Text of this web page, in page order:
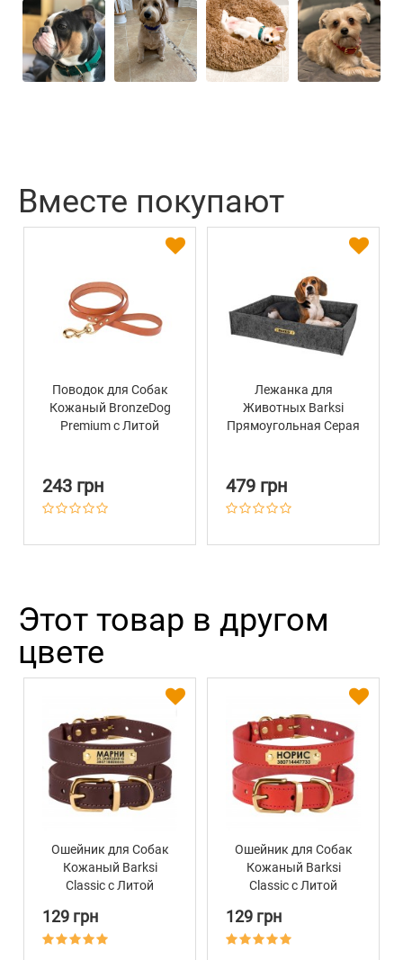
Вместе покупают
Поводок для Собак
Кожаный BronzeDog
Premium с Литой
243 грн
Лежанка для
Животных Barksi
Прямоугольная Серая
479 грн
Этот товар в другом
цвете
Ошейник для Собак
Кожаный Barksi
Classic с Литой
Коричневый
129 грн
Ошейник для Собак
Кожаный Barksi
Classic с Литой
Красный
129 грн